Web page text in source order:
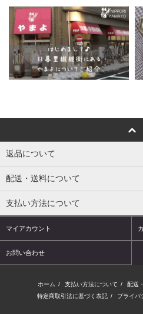
返品について
配送・送料について
支払い方法について
マイアカウント
お問い合わせ
ホーム / 支払い方法について / 配送
特定商取引法に基づく表記 / プライバ